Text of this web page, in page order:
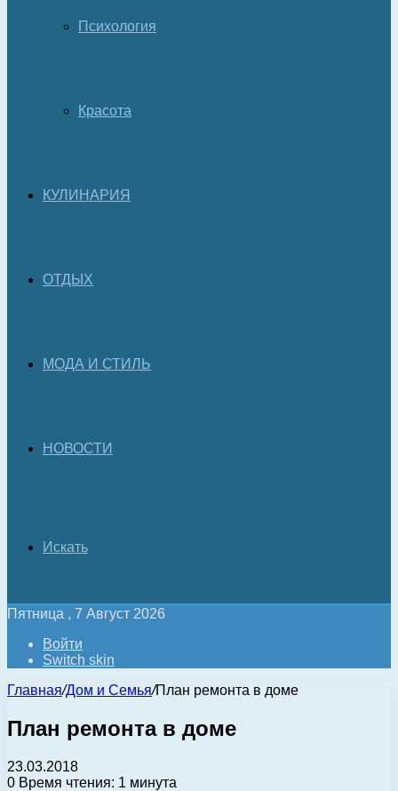
Психология
Красота
КУЛИНАРИЯ
ОТДЫХ
МОДА И СТИЛЬ
НОВОСТИ
Искать
Пятница , 7 Август 2026
Войти
Switch skin
Главная/Дом и Семья/План ремонта в доме
План ремонта в доме
23.03.2018
0 Время чтения: 1 минута